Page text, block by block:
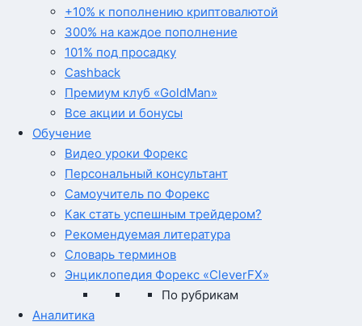
+10% к пополнению криптовалютой
300% на каждое пополнение
101% под просадку
Cashback
Премиум клуб «GoldMan»
Все акции и бонусы
Обучение
Видео уроки Форекс
Персональный консультант
Самоучитель по Форекс
Как стать успешным трейдером?
Рекомендуемая литература
Словарь терминов
Энциклопедия Форекс «CleverFX»
По рубрикам
Аналитика